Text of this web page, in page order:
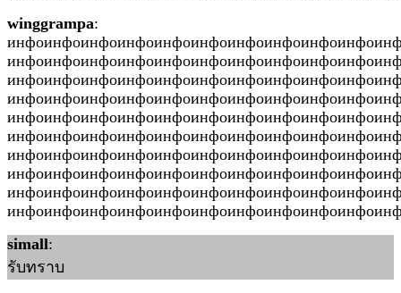
winggrampa:
simall:
รับทราบ